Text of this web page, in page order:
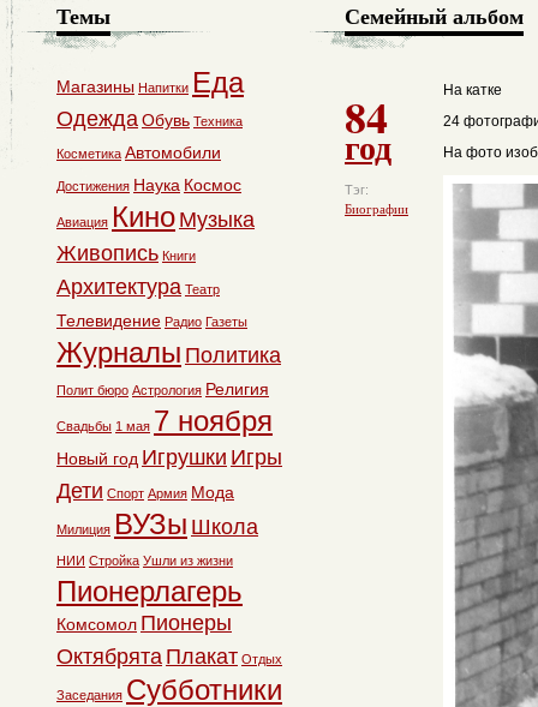
Семейный альбом
84
год
Тэг:
Биографии
На катке
24
На фото
Темы
Магазины Напитки Еда
ОдеждаОбувь Техника
Косметика Автомобили
Достижения Наука Космос
Авиация Кино Музыка
Живопись Книги
Архитектура Театр
Телевидение Радио Газеты
Журналы Политика
Полит бюро Астрология Религия
Свадьбы 1 мая 7 ноября
Новый год Игрушки Игры
Дети Спорт Армия Мода
Милиция ВУЗы Школа
НИИ Стройка Ушли из жизни
Пионерлагерь
Комсомол Пионеры
Октябрята Плакат Отдых
Заседания Субботники